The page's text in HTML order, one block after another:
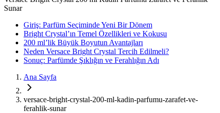
Sunar
Giriş: Parfüm Seçiminde Yeni Bir Dönem
Bright Crystal’ın Temel Özellikleri ve Kokusu
200 ml’lik Büyük Boyutun Avantajları
Neden Versace Bright Crystal Tercih Edilmeli?
Sonuç: Parfümde Şıklığın ve Ferahlığın Adı
Ana Sayfa
versace-bright-crystal-200-ml-kadin-parfumu-zarafet-ve-
ferahlik-sunar